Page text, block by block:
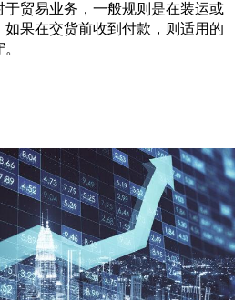
贸易业务，一般规则是在装运或
果在交货前收到付款，则适用的